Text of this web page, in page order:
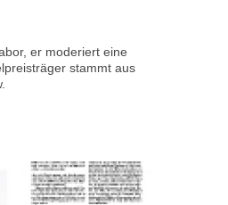
er moderiert eine
stammt aus